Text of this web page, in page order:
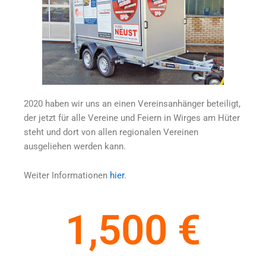
2020 haben wir uns an einen Vereinsanhänger beteiligt,
der jetzt für alle Vereine und Feiern in Wirges am Hüter
steht und dort von allen regionalen Vereinen
ausgeliehen werden kann.
Weiter Informationen hier.
1,500 €